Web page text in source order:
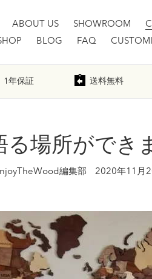
ABOUT US SHOWROOM
BLOG FAQ
1年保証 送料無料
る場所ができ
編集部 2020年11月